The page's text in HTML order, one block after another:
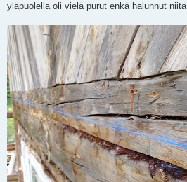
yläpuolella oli vielä purut enkä halunnut